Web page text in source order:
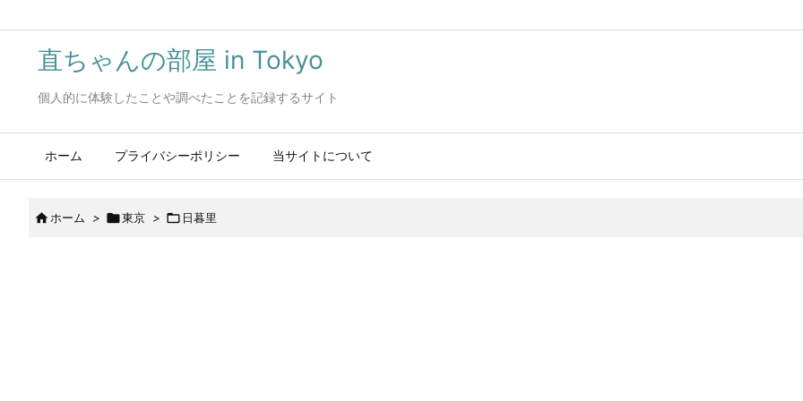
直ちゃんの部屋 in Tokyo
個人的に体験したことや調べたことを記録するサイト
ホーム プライバシーポリシー 当サイトについて
 ホーム > 東京 >  日暮里